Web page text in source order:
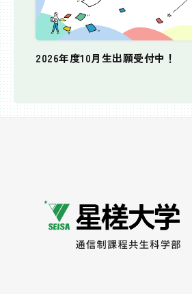
2026年度10月生出願受付中！
個別相談会